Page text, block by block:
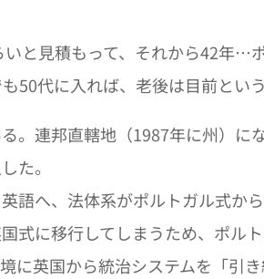
と見積もって、それから42年…
50代に入れば、老後は目前とい
。連邦直轄地（1987年に州）
た。
語へ、法体系がポルトガル式か
式に移行してしまうため、ポル
に英国から統治システムを「引